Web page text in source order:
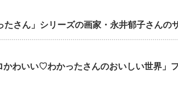
さん」シリーズの画家・永井郁子さんの
わいい♡わかったさんのおいしい世界」